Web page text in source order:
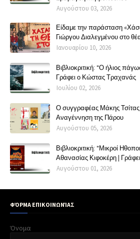
Αυγούστου 03, 2026
Είδαμε την παράσταση
Γιώργου Διαλεγμένου στο
Ιανουαρίου 10, 2026
Βιβλιοκριτική: "Ο ήλιος
Γράφει ο Κώστας Τραχανάς
Ιουλίου 02, 2026
Ο συγγραφέας Μάκης Τσίτας
Αναγέννηση της Πάρου
Αυγούστου 05, 2026
Βιβλιοκριτική: "Μικροί
Αθανασίας Κιφοκέρη |
Αυγούστου 01, 2026
ΦΌΡΜΑ ΕΠΙΚΟΙΝΩΝΊΑΣ
Όνομα